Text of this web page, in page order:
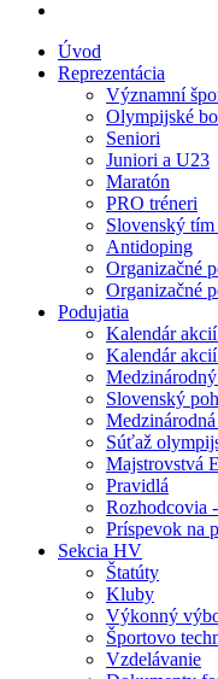
Úvod
Reprezentácia
Významní
Olympijské
Seniori
Juniori a U23
Maratón
PRO tréneri
Slovenský tím
Antidoping
Organizačné
Organizačné
Podujatia
Kalendár
Kalendár
Slovenský
Medzinárodná
Súťaž
Majstrovstvá
Pravidlá
Príspevok na
Sekcia HV
Štatúty
Kluby
Výkonný
Športovo
Vzdelávanie